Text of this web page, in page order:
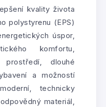
kvality života
polystyrenu (EPS)
úspor,
komfortu,
prostředí, dlouhé
a možností
technicky
materiál,